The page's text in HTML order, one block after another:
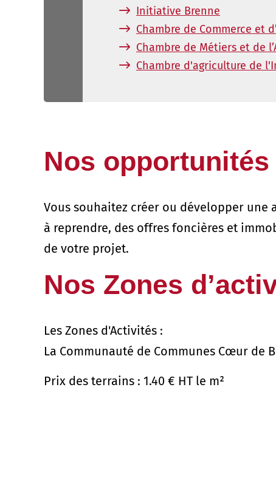
Initiative Brenne
Chambre de Commerce et
Chambre de Métiers et de
Chambre d'agriculture de
Nos
Vous souhaitez créer ou développer
à reprendre, des offres foncières et
de votre projet.
Nos Zones
Les Zones d'Activités :
La Communauté de Communes Cœur de
Prix des terrains : 1.40 € HT le m²